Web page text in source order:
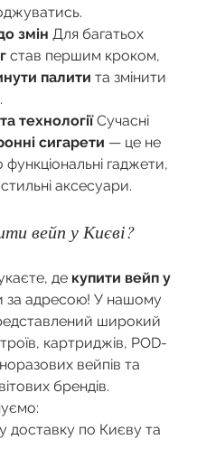
змін Для багатьох
став першим кроком,
палити та змінити
технології Сучасні
сигарети — це не
функціональні гаджети,
аксесуари.
вейп у Києві?
де купити вейп у
за адресою! У нашому
широкий
картриджів, POD-
вейпів та
брендів.
доставку по Києву та